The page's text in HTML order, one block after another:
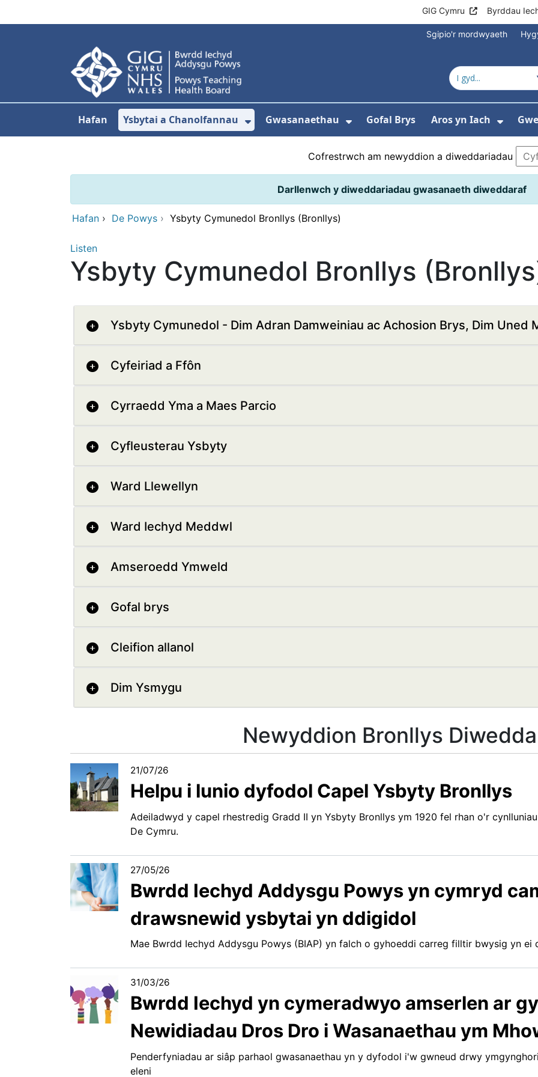
GIG Cymru Byrddau
Sgipio'r mordwyaeth
Hafan Ysbytai a Chanolfannau
Dangos isddewislen ar gyfer Ysbytai a
Gwasanaethau Gofal Brys Aros yn Iach
Cofrestrwch am newyddion a diweddariadau
Darllenwch y diweddariadau gwasanaeth diweddaraf
Hafan › De Powys › Ysbyty Cymunedol Bronllys (Bronllys)
Listen
Ysbyty Cymunedol Bronllys
Ysbyty Cymunedol - Dim Adran Damweiniau ac Achosion Brys, Dim Uned
Cyfeiriad a Ffôn
Cyrraedd Yma a Maes Parcio
Cyfleusterau Ysbyty
Ward Llewellyn
Ward Iechyd Meddwl
Amseroedd Ymweld
Gofal brys
Cleifion allanol
Dim Ysmygu
Newyddion Bronllys
21/07/26
Helpu i lunio dyfodol Capel Ysbyty Bronllys
Adeiladwyd y capel rhestredig Gradd II yn Ysbyty Bronllys ym 1920 fel rhan o'r
De Cymru.
27/05/26
Bwrdd Iechyd Addysgu Powys yn cymryd
drawsnewid ysbytai yn ddigidol
Mae Bwrdd Iechyd Addysgu Powys (BIAP) yn falch o gyhoeddi carreg filltir bwysig yn
31/03/26
Bwrdd Iechyd yn cymeradwyo amserlen ar
Newidiadau Dros Dro i Wasanaethau ym
Penderfyniadau ar siâp parhaol gwasanaethau yn y dyfodol i'w gwneud drwy
eleni